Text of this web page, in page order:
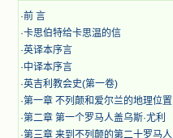
·前 言
·卡思伯特给卡思温的信
·英译本序言
·中译本序言
·英吉利教会史(第一卷)
·第一章 不列颠和爱尔兰的地理位置
·第二章 第一个罗马人盖乌斯·尤利
·第三章 来到不列颠的第二十罗马人